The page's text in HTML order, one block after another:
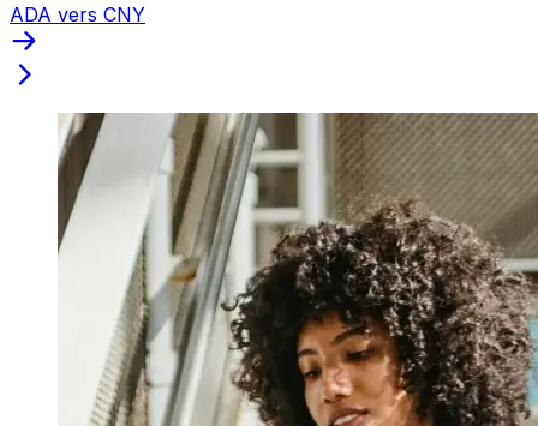
ADA vers CNY